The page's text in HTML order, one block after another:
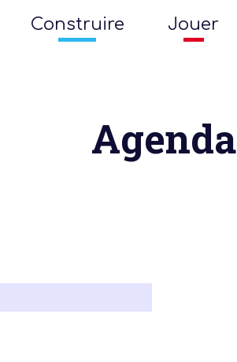
Construire Jouer
Agenda